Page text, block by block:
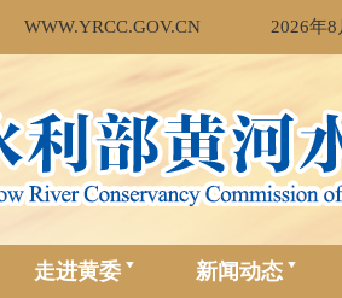
WWW.YRCC.GOV.CN 2026年
走进黄委 新闻动态